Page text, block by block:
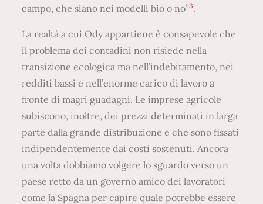
campo, che siano nei modelli bio o no”3.
La realtà a cui Ody appartiene è consapevole che
il problema dei contadini non risiede nella
transizione ecologica ma nell’indebitamento, nei
redditi bassi e nell’enorme carico di lavoro a
fronte di magri guadagni. Le imprese agricole
subiscono, inoltre, dei prezzi determinati in larga
parte dalla grande distribuzione e che sono fissati
indipendentemente dai costi sostenuti. Ancora
una volta dobbiamo volgere lo sguardo verso un
paese retto da un governo amico dei lavoratori
come la Spagna per capire quale potrebbe essere